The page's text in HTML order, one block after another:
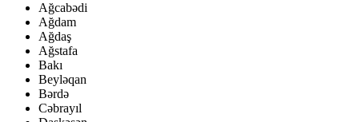
Ağcabədi
Ağdam
Ağdaş
Ağstafa
Bakı
Beyləqan
Bərdə
Cəbrayıl